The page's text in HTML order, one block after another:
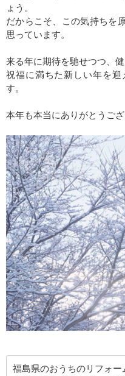
ょう。
だからこそ、この気持ちを
思っています。
来る年に期待を馳せつつ、健
祝福に満ちた新しい年を
す。
本年も本当にありがとうござ
福島県のおうちのリフォ